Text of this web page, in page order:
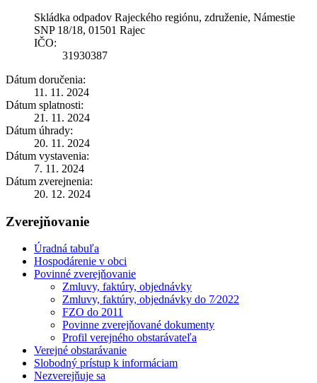
Skládka odpadov Rajeckého regiónu, združenie, Námestie
SNP 18/18, 01501 Rajec
IČO:
31930387
Dátum doručenia:
11. 11. 2024
Dátum splatnosti:
21. 11. 2024
Dátum úhrady:
20. 11. 2024
Dátum vystavenia:
7. 11. 2024
Dátum zverejnenia:
20. 12. 2024
Zverejňovanie
Úradná tabuľa
Hospodárenie v obci
Povinné zverejňovanie
Zmluvy, faktúry, objednávky
Zmluvy, faktúry, objednávky do 7⁄2022
FZO do 2011
Povinne zverejňované dokumenty
Profil verejného obstarávateľa
Verejné obstarávanie
Slobodný prístup k informáciam
Nezverejňuje sa